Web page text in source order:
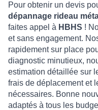
Pour obtenir un devis
dépannage rideau
faites appel à HBHS !
et sans engagement.
rapidement sur place
diagnostic minutieux,
estimation détaillée sur
frais de déplacement et
nécessaires. Bonne
adaptés à tous les